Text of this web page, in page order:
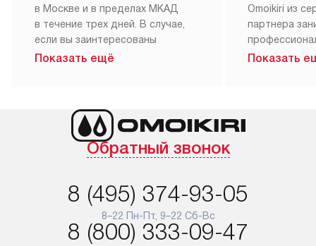
в Москве и в пределах МКАД
в течение трех дней. В случае,
если вы заинтересованы
в товаре, который доступен
менеджером на сайте. Товары
с особым лейблом
доставляются бесплатно
аксессуаров не предусмотрена.
Для доставки в другие регионы
мы используем услуги
Показать ещё
Omoikiri из
партнера
Наш сервис
Показать
Обратный звонок
8 (495) 374-93-05
8–22 Пн-Пт, 9–22 Сб-Вс
8 (800) 333-09-47